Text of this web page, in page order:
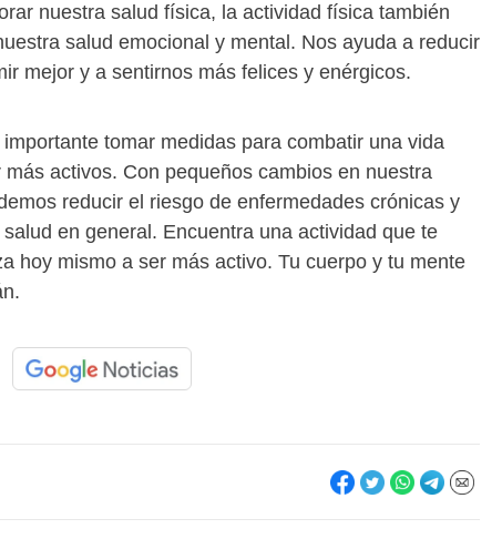
nuestra salud física, la actividad física también
salud emocional y mental. Nos ayuda a reducir
mejor y a sentirnos más felices y enérgicos.
tomar medidas para combatir una vida
activos. Con pequeños cambios en nuestra
reducir el riesgo de enfermedades crónicas y
en general. Encuentra una actividad que te
hoy mismo a ser más activo. Tu cuerpo y tu mente